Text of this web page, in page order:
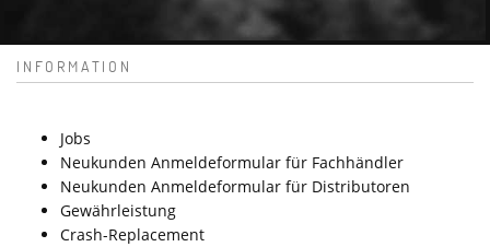
INFORMATION
Jobs
Neukunden Anmeldeformular für Fachhändler
Neukunden Anmeldeformular für Distributoren
Gewährleistung
Crash-Replacement